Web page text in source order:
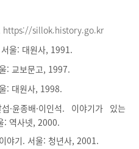
, https://sillok.history.go.kr
울: 대원사, 1991.
: 교보문고, 1997.
: 대원사, 1998.
섭·윤종배·이인석. 이야기가 있는
: 역사넷, 2000.
야기. 서울: 청년사, 2001.